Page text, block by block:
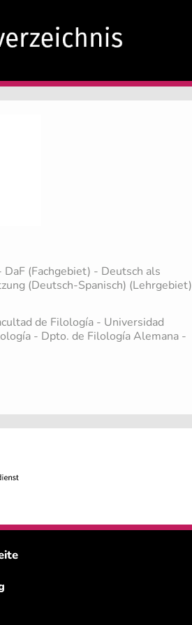
(Fachgebiet) - Deutsch als
(Deutsch-Spanisch) (Lehrgebiet)
de Filología - Universidad
- Dpto. de Filología Alemana -